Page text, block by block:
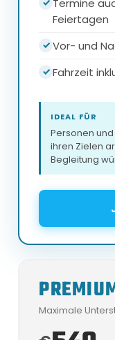
Termine
Feiertagen
Vor- und
Fahrzeit
IDEAL FÜR
Personen
ihren Zielen
Begleitung
Maximale